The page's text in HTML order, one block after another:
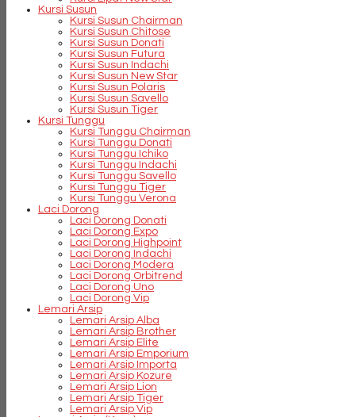
Kursi Susun
Kursi Susun Chairman
Kursi Susun Chitose
Kursi Susun Donati
Kursi Susun Futura
Kursi Susun Indachi
Kursi Susun New Star
Kursi Susun Polaris
Kursi Susun Savello
Kursi Susun Tiger
Kursi Tunggu
Kursi Tunggu Chairman
Kursi Tunggu Donati
Kursi Tunggu Ichiko
Kursi Tunggu Indachi
Kursi Tunggu Savello
Kursi Tunggu Tiger
Kursi Tunggu Verona
Laci Dorong
Laci Dorong Donati
Laci Dorong Expo
Laci Dorong Highpoint
Laci Dorong Indachi
Laci Dorong Modera
Laci Dorong Orbitrend
Laci Dorong Uno
Laci Dorong Vip
Lemari Arsip
Lemari Arsip Alba
Lemari Arsip Brother
Lemari Arsip Elite
Lemari Arsip Emporium
Lemari Arsip Importa
Lemari Arsip Kozure
Lemari Arsip Lion
Lemari Arsip Tiger
Lemari Arsip Vip